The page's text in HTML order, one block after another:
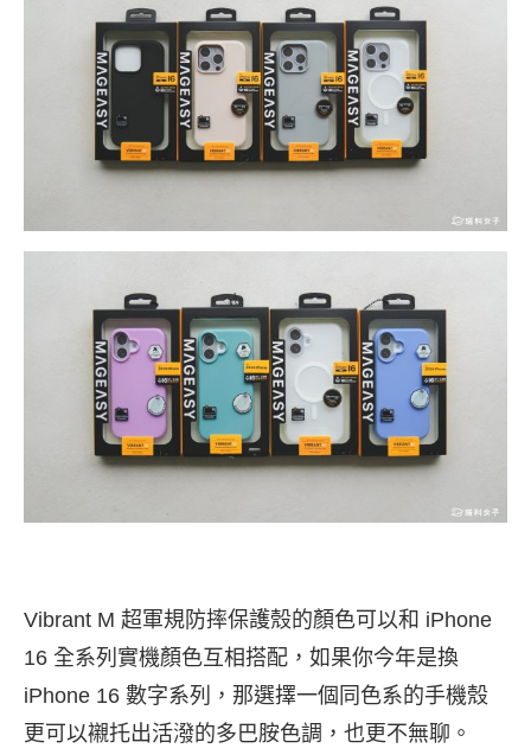
Vibrant M 超軍規防摔保護殼的顏色可以和 iPhone
16 全系列實機顏色互相搭配，如果你今年是換
iPhone 16 數字系列，那選擇一個同色系的手機殼
更可以襯托出活潑的多巴胺色調，也更不無聊。